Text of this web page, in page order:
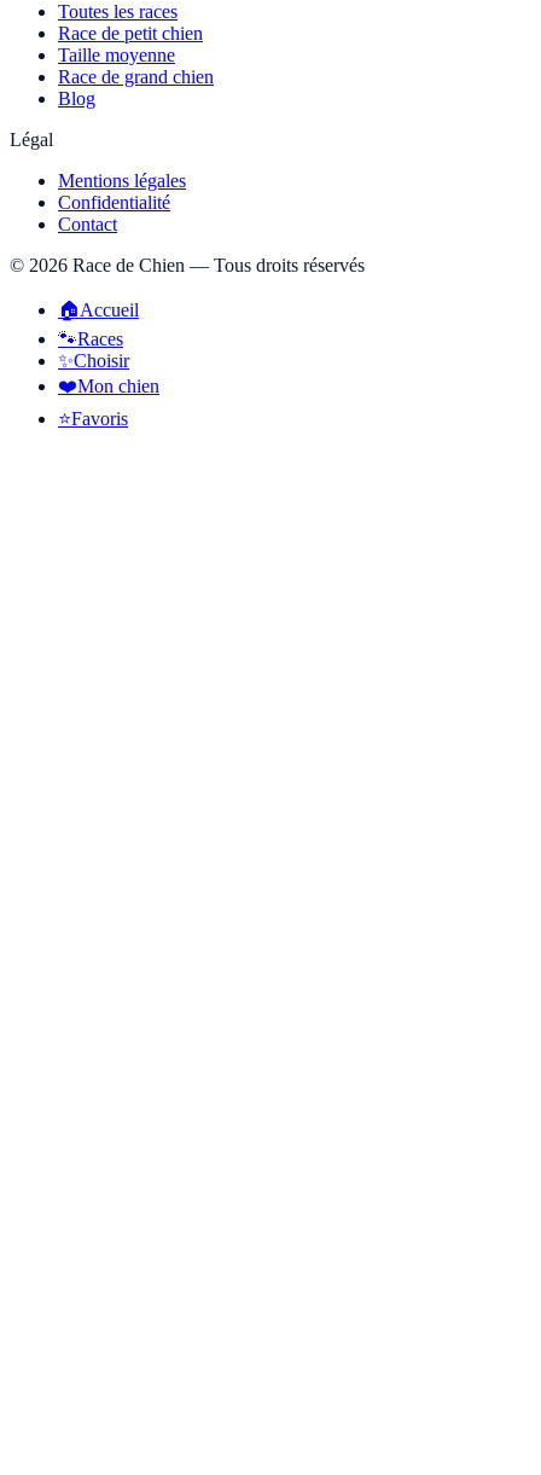
Toutes les races
Race de petit chien
Taille moyenne
Race de grand chien
Blog
Légal
Mentions légales
Confidentialité
Contact
© 2026 Race de Chien — Tous droits réservés
🏠Accueil
🐾Races
✨Choisir
❤️Mon chien
⭐Favoris